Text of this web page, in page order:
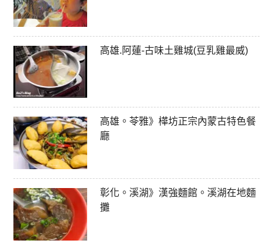
高雄.阿蓮-古味土雞城(豆乳雞最威)
高雄。苓雅》樺坊正宗內蒙古特色餐
廳
彰化。溪湖》漢強麵館。溪湖在地麵
攤